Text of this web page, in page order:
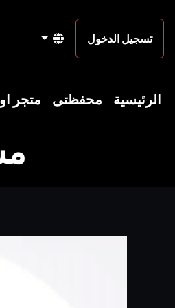
تسجيل الدخول
الرئيسية محفظتى متجر